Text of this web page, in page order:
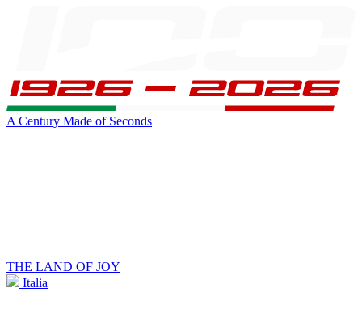
A Century Made of Seconds
THE LAND OF JOY
Italia